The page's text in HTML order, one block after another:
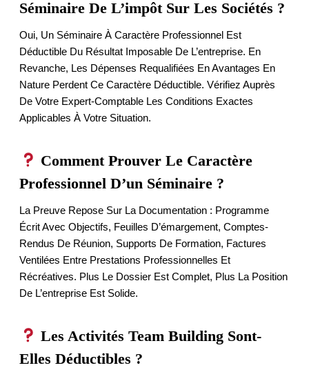
Séminaire De L’impôt Sur Les Sociétés ?
Oui, Un Séminaire À Caractère Professionnel Est
Déductible Du Résultat Imposable De L’entreprise. En
Revanche, Les Dépenses Requalifiées En Avantages En
Nature Perdent Ce Caractère Déductible. Vérifiez Auprès
De Votre Expert-Comptable Les Conditions Exactes
Applicables À Votre Situation.
Comment Prouver Le Caractère
Professionnel D’un Séminaire ?
La Preuve Repose Sur La Documentation : Programme
Écrit Avec Objectifs, Feuilles D’émargement, Comptes-
Rendus De Réunion, Supports De Formation, Factures
Ventilées Entre Prestations Professionnelles Et
Récréatives. Plus Le Dossier Est Complet, Plus La Position
De L’entreprise Est Solide.
Les Activités Team Building Sont-
Elles Déductibles ?